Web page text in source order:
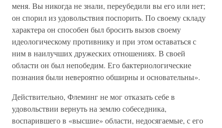
меня. Вы никогда не знали, переубедили вы его или нет;
он спорил из удовольствия поспорить. По своему складу
характера он способен был бросить вызов своему
идеологическому противнику и при этом оставаться с
ним в наилучших дружеских отношениях. В своей
области он был непобедим. Его бактериологические
познания были невероятно обширны и основательны».
Действительно, Флеминг не мог отказать себе в
удовольствии вернуть на землю собеседника,
воспарившего в «высшие» области, недосягаемые, с его